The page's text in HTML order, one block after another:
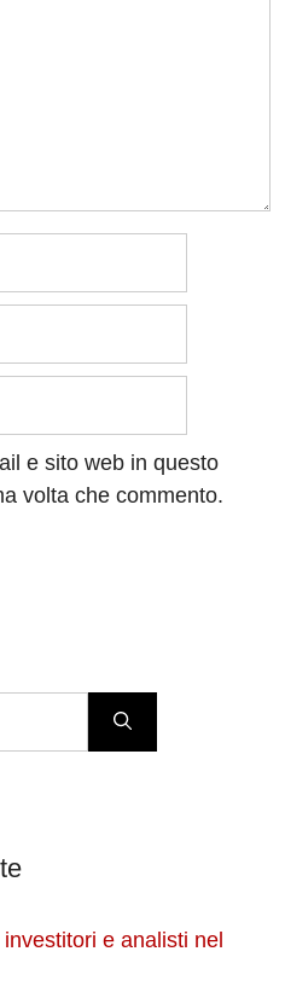
e sito web in questo
volta che commento.
e analisti nel